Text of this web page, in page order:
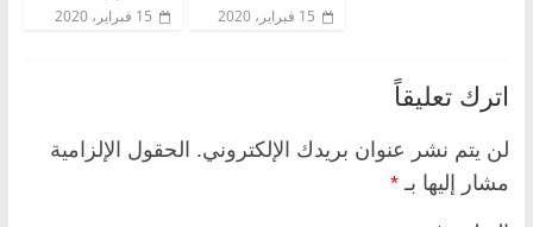
15 فبراير، 2020 15 فبراير، 2020
اترك تعليقاً
لن يتم نشر عنوان بريدك الإلكتروني. الحقول الإلزامية
مشار إليها بـ *